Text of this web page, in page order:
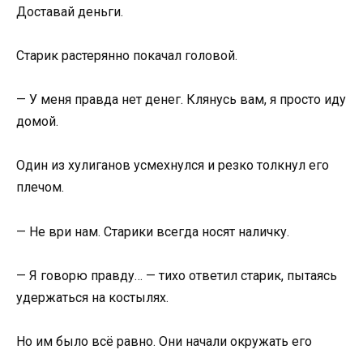
Доставай деньги.
Старик растерянно покачал головой.
— У меня правда нет денег. Клянусь вам, я просто иду
домой.
Один из хулиганов усмехнулся и резко толкнул его
плечом.
— Не ври нам. Старики всегда носят наличку.
— Я говорю правду… — тихо ответил старик, пытаясь
удержаться на костылях.
Но им было всё равно. Они начали окружать его